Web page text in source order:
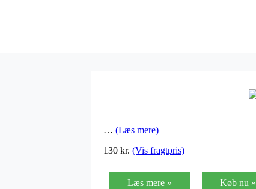
… (Læs mere)
130 kr. (Vis fragtpris)
Læs mere » Køb nu »